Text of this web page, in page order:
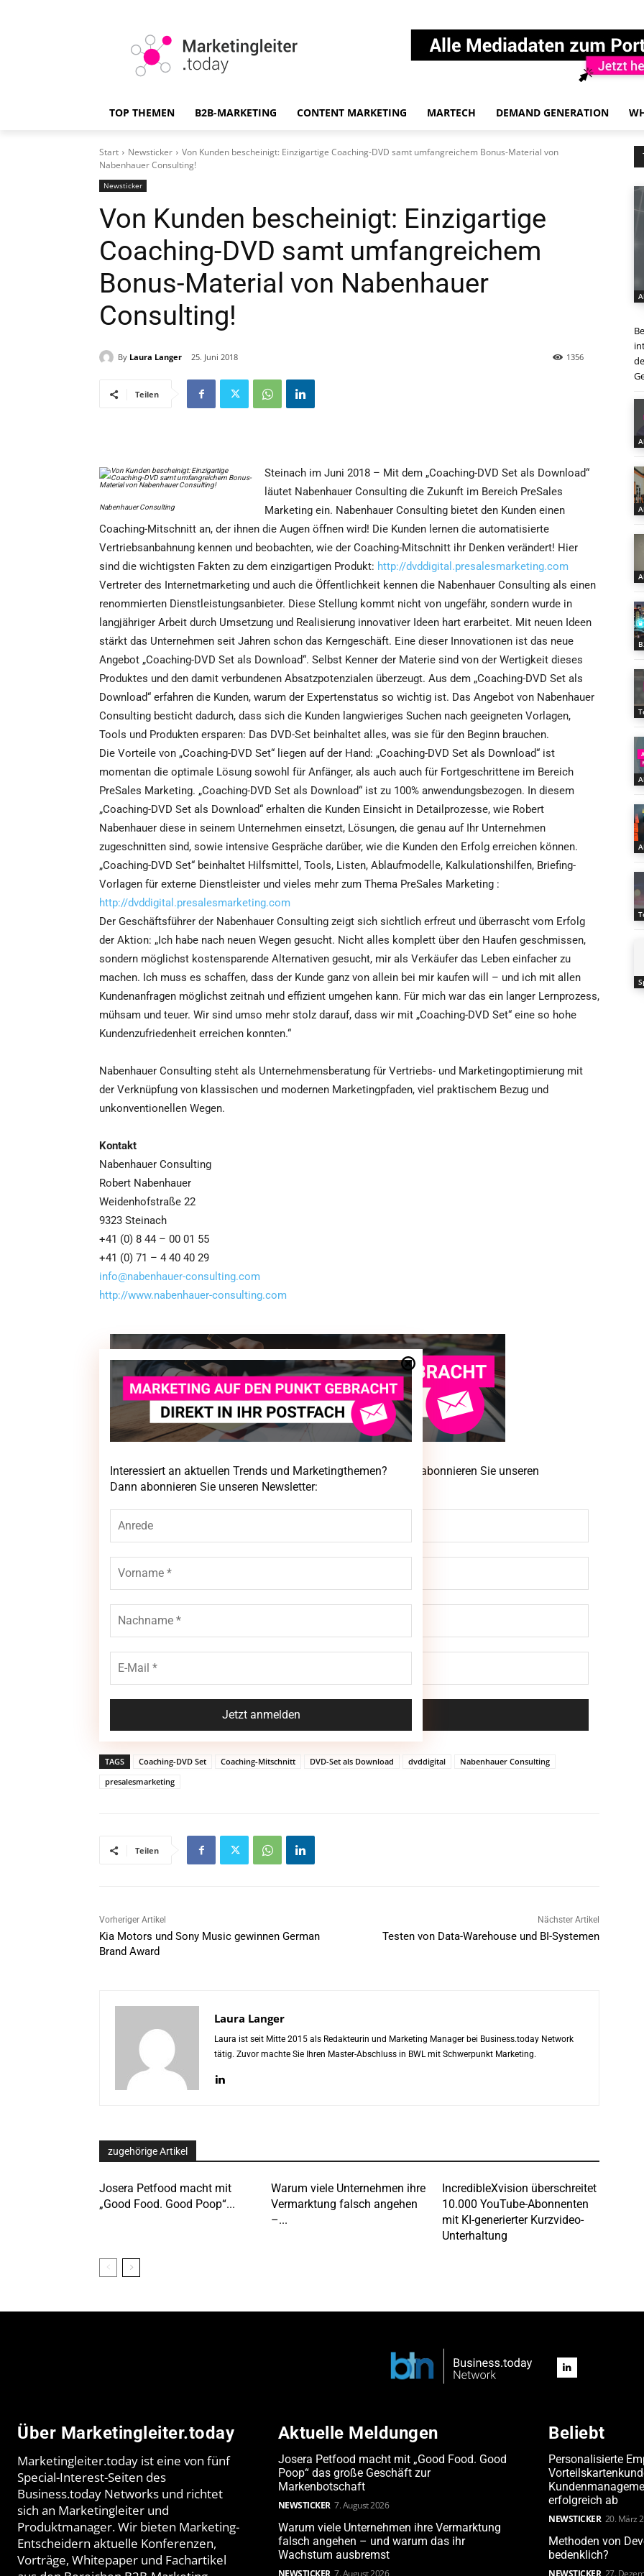
TOP THEMEN B2B-MARKETING CONTENT MARKETING MARTECH DEMAND GENERATION
Start Newsticker
Von Kunden bescheinigt: Einzigartige Coaching-DVD samt umfangreichem Bonus-Material von
Nabenhauer Consulting!
Newsticker
Von Kunden bescheinigt: Einzigartige
Coaching-DVD samt umfangreichem
Bonus-Material von Nabenhauer
Consulting!
By Laura Langer 25. Juni 2018 1356
Teilen
Nabenhauer Consulting
Steinach im Juni 2018 – Mit dem „Coaching-DVD Set als Download“
läutet Nabenhauer Consulting die Zukunft im Bereich PreSales
Marketing ein. Nabenhauer Consulting bietet den Kunden einen
Coaching-Mitschnitt an, der ihnen die Augen öffnen wird! Die Kunden lernen die automatisierte
Vertriebsanbahnung kennen und beobachten, wie der Coaching-Mitschnitt ihr Denken verändert! Hier
sind die wichtigsten Fakten zu dem einzigartigen Produkt: http://dvddigital.presalesmarketing.com
Vertreter des Internetmarketing und auch die Öffentlichkeit kennen die Nabenhauer Consulting als einen
renommierten Dienstleistungsanbieter. Diese Stellung kommt nicht von ungefähr, sondern wurde in
langjähriger Arbeit durch Umsetzung und Realisierung innovativer Ideen hart erarbeitet. Mit neuen Ideen
stärkt das Unternehmen seit Jahren schon das Kerngeschäft. Eine dieser Innovationen ist das neue
Angebot „Coaching-DVD Set als Download“. Selbst Kenner der Materie sind von der Wertigkeit dieses
Produktes und den damit verbundenen Absatzpotenzialen überzeugt. Aus dem „Coaching-DVD Set als
Download“ erfahren die Kunden, warum der Expertenstatus so wichtig ist. Das Angebot von Nabenhauer
Consulting besticht dadurch, dass sich die Kunden langwieriges Suchen nach geeigneten Vorlagen,
Tools und Produkten ersparen: Das DVD-Set beinhaltet alles, was sie für den Beginn brauchen.
Die Vorteile von „Coaching-DVD Set“ liegen auf der Hand: „Coaching-DVD Set als Download“ ist
momentan die optimale Lösung sowohl für Anfänger, als auch auch für Fortgeschrittene im Bereich
PreSales Marketing. „Coaching-DVD Set als Download“ ist zu 100% anwendungsbezogen. In diesem
„Coaching-DVD Set als Download“ erhalten die Kunden Einsicht in Detailprozesse, wie Robert
Nabenhauer diese in seinem Unternehmen einsetzt, Lösungen, die genau auf Ihr Unternehmen
zugeschnitten sind, sowie intensive Gespräche darüber, wie die Kunden den Erfolg erreichen können.
„Coaching-DVD Set“ beinhaltet Hilfsmittel, Tools, Listen, Ablaufmodelle, Kalkulationshilfen, Briefing-
Vorlagen für externe Dienstleister und vieles mehr zum Thema PreSales Marketing :
http://dvddigital.presalesmarketing.com
Der Geschäftsführer der Nabenhauer Consulting zeigt sich sichtlich erfreut und überrascht vom Erfolg
der Aktion: „Ich habe nach neuen Wegen gesucht. Nicht alles komplett über den Haufen geschmissen,
sondern möglichst kostensparende Alternativen gesucht, mir als Verkäufer das Leben einfacher zu
machen. Ich muss es schaffen, dass der Kunde ganz von allein bei mir kaufen will – und ich mit allen
Kundenanfragen möglichst zeitnah und effizient umgehen kann. Für mich war das ein langer Lernprozess,
mühsam und teuer. Wir sind umso mehr stolz darauf, dass wir mit „Coaching-DVD Set“ eine so hohe
Kundenzufriedenheit erreichen konnten.“
Nabenhauer Consulting steht als Unternehmensberatung für Vertriebs- und Marketingoptimierung mit
der Verknüpfung von klassischen und modernen Marketingpfaden, viel praktischem Bezug und
unkonventionellen Wegen.
Kontakt
Nabenhauer Consulting
Robert Nabenhauer
Weidenhofstraße 22
9323 Steinach
+41 (0) 8 44 – 00 01 55
+41 (0) 71 – 4 40 40 29
info@nabenhauer-consulting.com
http://www.nabenhauer-consulting.com
Interessiert an aktuellen Trends und Marketingthemen? Dann abonnieren Sie unseren
Newsletter:
Interessiert an aktuellen Trends und Marketingthemen?
Dann abonnieren Sie unseren Newsletter:
TAGS Coaching-DVD Set Coaching-Mitschnitt DVD-Set als Download dvddigital
Nabenhauer Consulting
presalesmarketing
Teilen
Vorheriger Artikel
Kia Motors und Sony Music gewinnen German
Brand Award
Nächster Artikel
Testen von Data-Warehouse und BI-Systemen
Laura Langer
Laura ist seit Mitte 2015 als Redakteurin und Marketing Manager bei Business.today Network
tätig. Zuvor machte Sie Ihren Master-Abschluss in BWL mit Schwerpunkt Marketing.
zugehörige Artikel
Josera Petfood macht mit
„Good Food. Good Poop“...
Warum viele Unternehmen ihre
Vermarktung falsch angehen
–...
IncredibleXvision überschreitet
10.000 YouTube-Abonnenten
mit KI-generierter Kurzvideo-
Unterhaltung
Über Marketingleiter.today
Marketingleiter.today ist eine von fünf
Special-Interest-Seiten des
Business.today Networks und richtet
sich an Marketingleiter und
Produktmanager. Wir bieten Marketing-
Entscheidern aktuelle Konferenzen,
Vorträge, Whitepaper und Fachartikel
Aktuelle Meldungen
Josera Petfood macht mit „Good Food. Good
Poop“ das große Geschäft zur
Markenbotschaft
NEWSTICKER 7. August 2026
Warum viele Unternehmen ihre Vermarktung
falsch angehen – und warum das ihr
Wachstum ausbremst
NEWSTICKER 7. August 2026
Beliebt
Personalisierte
erfolgreich ab
NEWSTICKER 20. März
Methoden von
bedenklich?
NEWSTICKER 27.